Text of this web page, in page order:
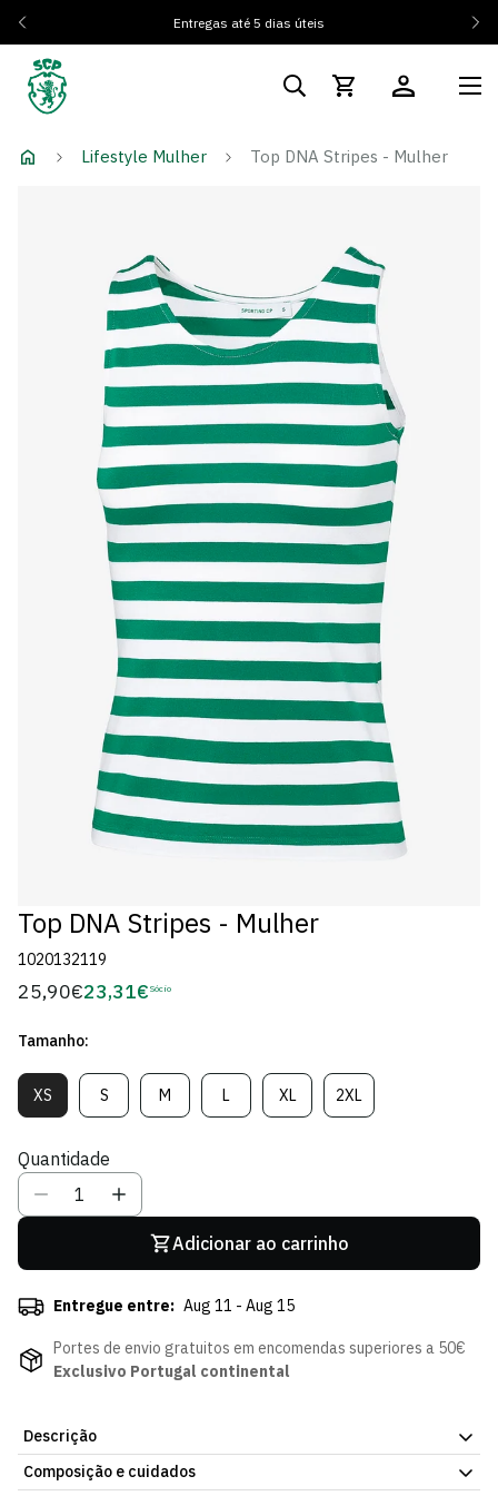
Entregas até 5 dias úteis
Lifestyle Mulher Top DNA Stripes - Mulher
Top DNA Stripes - Mulher
1020132119
Preço
25,90€Preço
Sócio
23,31€ Sócio
Tamanho:
XSVariante
Esgotada
Indisponível
SVariante
Esgotada
Indisponível
MVariante
Esgotada
LVariante
Esgotada
XLVariante
Esgotada
2XLVariante
Esgotada
Quantidade
Adicionar ao carrinho
Entregue entre: Aug 11 - Aug 15
Portes de envio gratuitos em encomendas superiores a 50€
Exclusivo Portugal continental
Descrição
Porque o orgulho leonino faz parte do teu ADN.
O Top DNA
Composição e cuidados